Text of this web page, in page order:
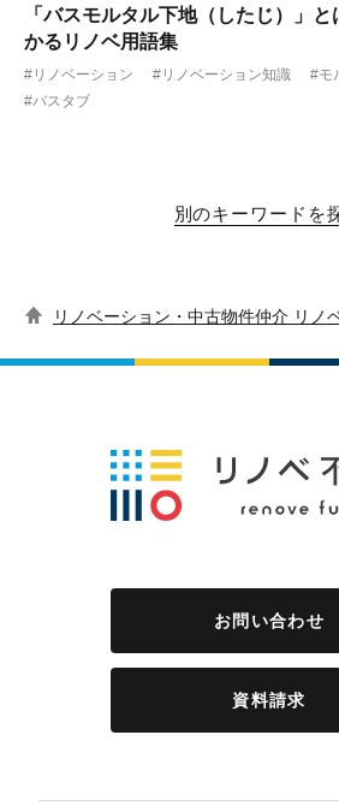
「バスモルタル下地（したじ）」
かるリノベ用語集
#リノベーション #リノベーション知識 #モ
#バスタブ
別のキーワードを
リノベーション・中古物件仲介 リノ
お問い合わせ
資料請求